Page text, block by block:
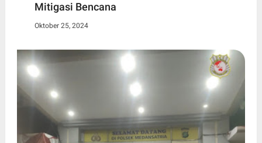
Mitigasi Bencana
Oktober 25, 2024